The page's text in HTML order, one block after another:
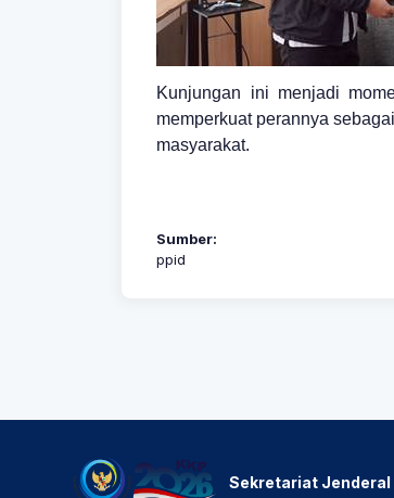
Kunjungan ini menjadi
memperkuat perannya
masyarakat.
Sumber:
ppid
Sekretariat Jenderal